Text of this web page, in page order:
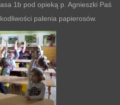
1b pod opieką p. Agnieszki Paś
palenia papierosów.